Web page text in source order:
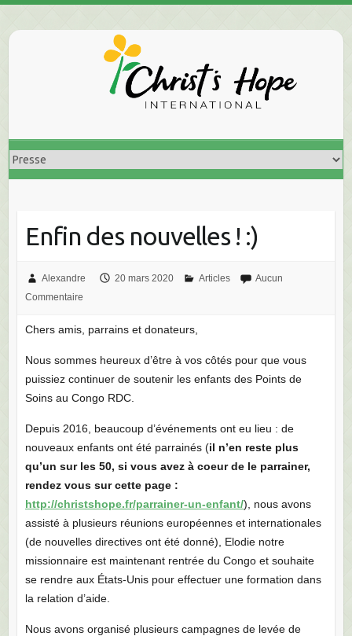
Enfin des nouvelles ! :)
Alexandre 20 mars 2020 Articles
Aucun
Commentaire
Chers amis, parrains et donateurs,
Nous sommes heureux d’être à vos côtés pour que vous
puissiez continuer de soutenir les enfants des Points de
Soins au Congo RDC.
Depuis 2016, beaucoup d’événements ont eu lieu : de
nouveaux enfants ont été parrainés (il n’en reste plus
qu’un sur les 50, si vous avez à coeur de le parrainer,
rendez vous sur cette page :
http://christshope.fr/parrainer-un-enfant/), nous avons
assisté à plusieurs réunions européennes et internationales
(de nouvelles directives ont été donné), Elodie notre
missionnaire est maintenant rentrée du Congo et souhaite
se rendre aux États-Unis pour effectuer une formation dans
la relation d’aide.
Nous avons organisé plusieurs campagnes de levée de